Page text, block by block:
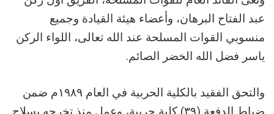
عبد الفتاح البرهان، وأعضاء هيئة القيادة وجميع
منسوبي القوات المسلحة عند الله تعالى، اللواء الركن
ياسر فضل الله الخضر الصائم.
والتحق الفقيد بالكلية الحربية في العام ١٩٨٩م ضمن